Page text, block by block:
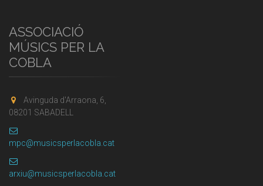
ASSOCIACIÓ
MÚSICS PER LA
COBLA
Avinguda d'Arraona, 6,
08201 SABADELL
mpc@musicsperlacobla.cat
arxiu@musicsperlacobla.cat